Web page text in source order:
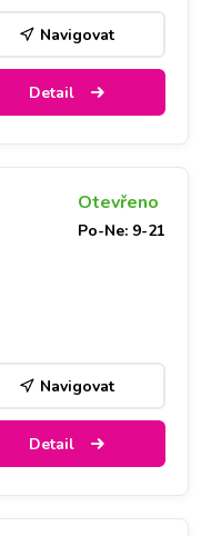
Navigovat
Detail
Otevřeno
Po-Ne: 9-21
Navigovat
Detail